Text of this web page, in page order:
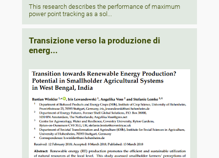
This research describes the performance of maximum
power point tracking as a sol...
Transizione verso la produzione di
energ...